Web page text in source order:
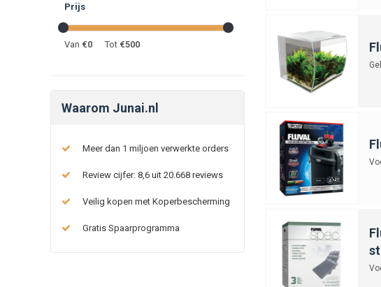
Prijs
Van €0 Tot €500
Waarom Junai.nl
Meer dan 1 miljoen verwerkte orders
Review cijfer: 8,6 uit 20.668 reviews
Veilig kopen met Koperbescherming
Gratis Spaarprogramma